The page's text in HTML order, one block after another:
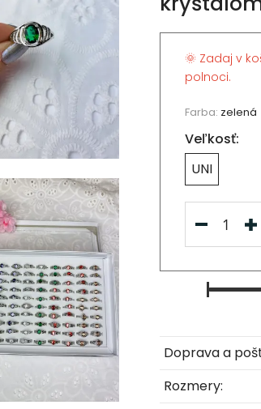
🌞 Zadaj v
polnoci.
Farba: zelená
Veľkosť:
UNI
Doprava a
Rozmery: